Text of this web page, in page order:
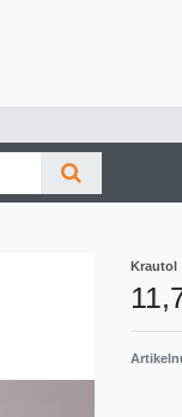
Krautol